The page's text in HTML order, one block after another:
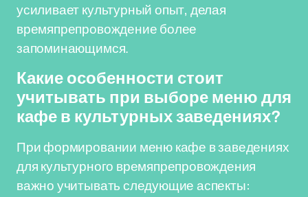
усиливает культурный опыт, делая
времяпрепровождение более
запоминающимся.
Какие особенности стоит
учитывать при выборе меню для
кафе в культурных заведениях?
При формировании меню кафе в заведениях
для культурного времяпрепровождения
важно учитывать следующие аспекты: